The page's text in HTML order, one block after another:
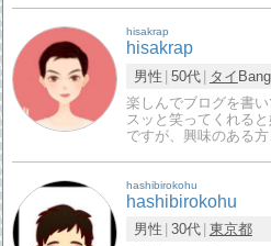
hisakrap
hisakrap
男性 50代 タイ
楽しんでブログを書
スッと笑ってくれる
ですが、興味のある方
hashibirokohu
hashibirokohu
男性 30代 東京都